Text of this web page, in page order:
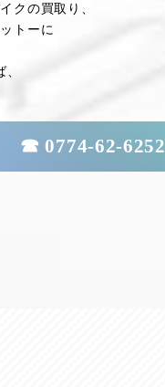
クの買取り、
トーに
☎ 0774-62-6252